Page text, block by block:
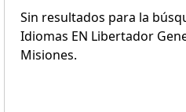
Sin resultados para la
Idiomas EN Libertador
Misiones.